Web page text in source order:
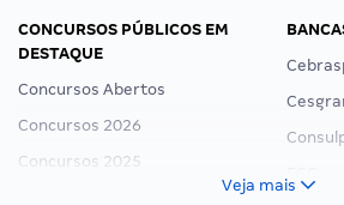
CONCURSOS PÚBLICOS EM
DESTAQUE
Concursos Abertos
Concursos 2026
Concursos 2025
Veja mais